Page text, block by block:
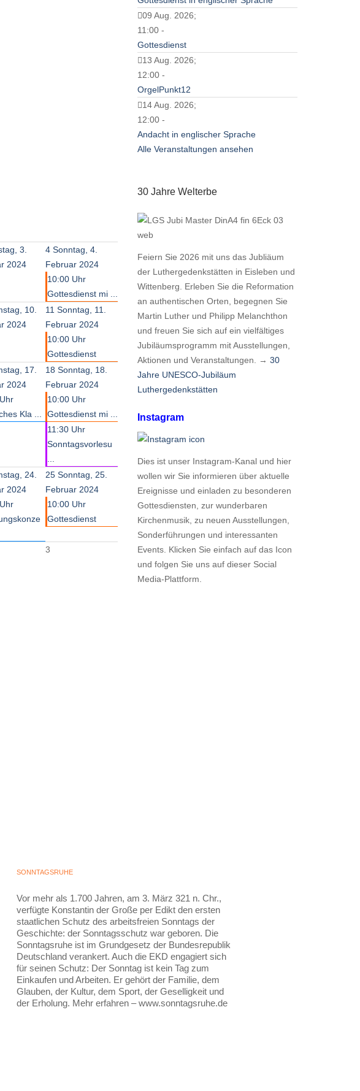
3.
2024
4 Sonntag, 4.
Februar 2024
10:00 Uhr
Gottesdienst mi ...
10.
2024
11 Sonntag, 11.
Februar 2024
10:00 Uhr
Gottesdienst
17.
2024
Kla ...
18 Sonntag, 18.
Februar 2024
10:00 Uhr
Gottesdienst mi ...
11:30 Uhr
Sonntagsvorlesu
...
24.
2024
25 Sonntag, 25.
Februar 2024
10:00 Uhr
Gottesdienst
3
09 Aug. 2026;
11:00 -
Gottesdienst
13 Aug. 2026;
12:00 -
OrgelPunkt12
14 Aug. 2026;
12:00 -
Andacht in englischer Sprache
Alle Veranstaltungen ansehen
30 Jahre Welterbe
Feiern Sie 2026 mit uns das Jubliäum
der Luthergedenkstätten in Eisleben und
Wittenberg. Erleben Sie die Reformation
an authentischen Orten, begegnen Sie
Martin Luther und Philipp Melanchthon
und freuen Sie sich auf ein vielfältiges
Jubiläumsprogramm mit Ausstellungen,
Aktionen und Veranstaltungen. → 30
Jahre UNESCO-Jubiläum
Luthergedenkstätten
Instagram
Dies ist unser Instagram-Kanal und hier
wollen wir Sie informieren über aktuelle
Ereignisse und einladen zu besonderen
Gottesdiensten, zur wunderbaren
Kirchenmusik, zu neuen Ausstellungen,
Sonderführungen und interessanten
Events. Klicken Sie einfach auf das Icon
und folgen Sie uns auf dieser Social
Media-Plattform.
SONNTAGSRUHE
Vor mehr als 1.700 Jahren, am 3. März 321 n. Chr.,
verfügte Konstantin der Große per Edikt den ersten
staatlichen Schutz des arbeitsfreien Sonntags der
Geschichte: der Sonntagsschutz war geboren. Die
Sonntagsruhe ist im Grundgesetz der Bundesrepublik
Deutschland verankert. Auch die EKD engagiert sich
für seinen Schutz: Der Sonntag ist kein Tag zum
Einkaufen und Arbeiten. Er gehört der Familie, dem
Glauben, der Kultur, dem Sport, der Geselligkeit und
der Erholung. Mehr erfahren – www.sonntagsruhe.de